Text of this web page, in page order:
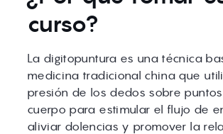
curso?
La digitopuntura es una técnica
medicina tradicional china que
presión de los dedos sobre
cuerpo para estimular el flujo de
aliviar dolencias y promover la